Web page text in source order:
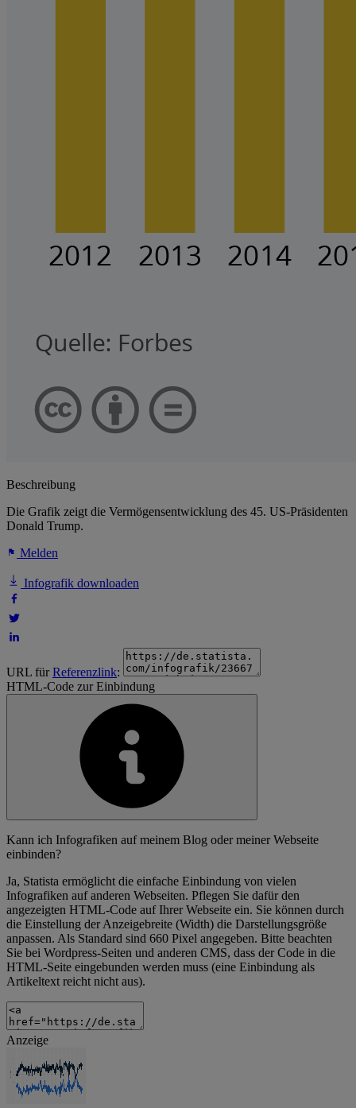
Beschreibung
Die Grafik zeigt die Vermögensentwicklung des 45. US-Präsidenten
Donald Trump.
Melden
Infografik downloaden
URL fürReferenzlink:
HTML-Code zur Einbindung
Kann ich Infografiken auf meinem Blog oder meiner Webseite
einbinden?
Ja, Statista ermöglicht die einfache Einbindung von vielen
Infografiken auf anderen Webseiten. Pflegen Sie dafür den
angezeigten HTML-Code auf Ihrer Webseite ein. Sie können durch
die Einstellung der Anzeigebreite (Width) die Darstellungsgröße
anpassen. Als Standard sind 660 Pixel angegeben. Bitte beachten
Sie bei Wordpress-Seiten und anderen CMS, dass der Code in die
HTML-Seite eingebunden werden muss (eine Einbindung als
Artikeltext reicht nicht aus).
Anzeige